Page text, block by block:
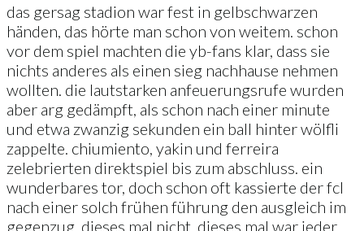
das gersag stadion war fest in gelbschwarzen
händen, das hörte man schon von weitem. schon
vor dem spiel machten die yb-fans klar, dass sie
nichts anderes als einen sieg nachhause nehmen
wollten. die lautstarken anfeuerungsrufe wurden
aber arg gedämpft, als schon nach einer minute
und etwa zwanzig sekunden ein ball hinter wölfli
zappelte. chiumiento, yakin und ferreira
zelebrierten direktspiel bis zum abschluss. ein
wunderbares tor, doch schon oft kassierte der fcl
nach einer solch frühen führung den ausgleich im
gegenzug. dieses mal nicht. dieses mal war jeder